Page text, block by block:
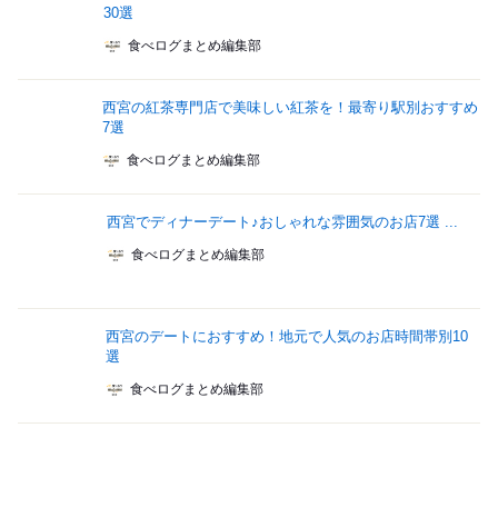
30選
食べログまとめ編集部
西宮の紅茶専門店で美味しい紅茶を！最寄り駅別おすすめ
7選
食べログまとめ編集部
西宮でディナーデート♪おしゃれな雰囲気のお店7選 ...
食べログまとめ編集部
西宮のデートにおすすめ！地元で人気のお店時間帯別10
選
食べログまとめ編集部